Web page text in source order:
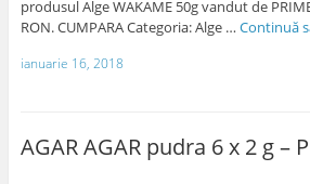
produsul Alge WAKAME 50g vandut de
RON. CUMPARA Categoria: Alge … Continuă
ianuarie 16, 2018
AGAR AGAR pudra 6 x 2 g –